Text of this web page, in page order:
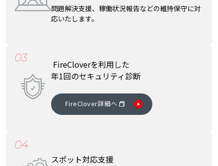
問題解決支援、稼働状況報告などの維持保守に対
応いたします。
03
FireCloverを利用した
年1回のセキュリティ診断
FireClover詳細へ
04
スポット対応支援